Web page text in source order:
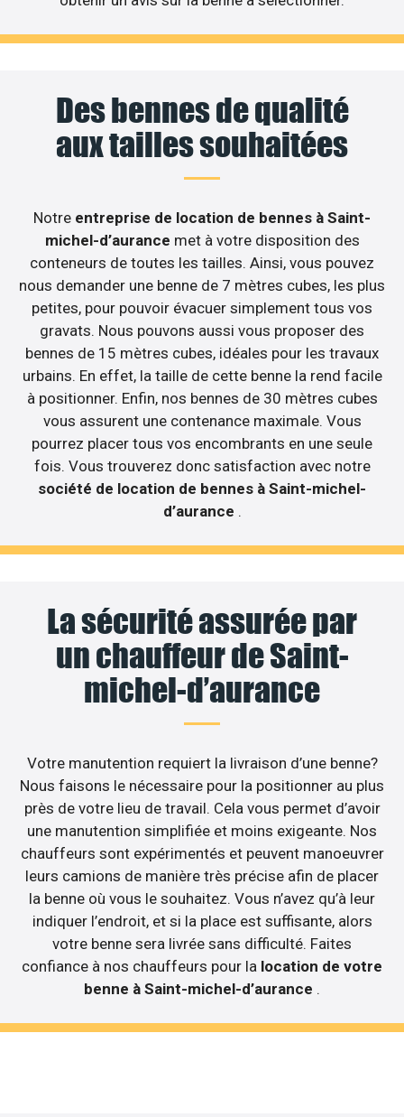
Des bennes de qualité
aux tailles souhaitées
Notre entreprise de location de bennes à Saint-
michel-d’aurance met à votre disposition des
conteneurs de toutes les tailles. Ainsi, vous pouvez
nous demander une benne de 7 mètres cubes, les plus
petites, pour pouvoir évacuer simplement tous vos
gravats. Nous pouvons aussi vous proposer des
bennes de 15 mètres cubes, idéales pour les travaux
urbains. En effet, la taille de cette benne la rend facile
à positionner. Enfin, nos bennes de 30 mètres cubes
vous assurent une contenance maximale. Vous
pourrez placer tous vos encombrants en une seule
fois. Vous trouverez donc satisfaction avec notre
société de location de bennes à Saint-michel-
d’aurance .
La sécurité assurée par
un chauffeur de Saint-
michel-d’aurance
Votre manutention requiert la livraison d’une benne?
Nous faisons le nécessaire pour la positionner au plus
près de votre lieu de travail. Cela vous permet d’avoir
une manutention simplifiée et moins exigeante. Nos
chauffeurs sont expérimentés et peuvent manoeuvrer
leurs camions de manière très précise afin de placer
la benne où vous le souhaitez. Vous n’avez qu’à leur
indiquer l’endroit, et si la place est suffisante, alors
votre benne sera livrée sans difficulté. Faites
confiance à nos chauffeurs pour la location de votre
benne à Saint-michel-d’aurance .